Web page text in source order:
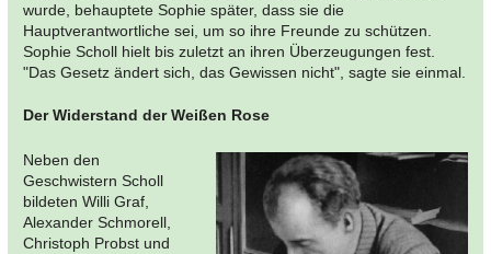
wurde, behauptete Sophie später, dass sie die
Hauptverantwortliche sei, um so ihre Freunde zu schützen.
Sophie Scholl hielt bis zuletzt an ihren Überzeugungen fest.
"Das Gesetz ändert sich, das Gewissen nicht", sagte sie einmal.
Der Widerstand der Weißen Rose
Neben den
Geschwistern Scholl
bildeten Willi Graf,
Alexander Schmorell,
Christoph Probst und